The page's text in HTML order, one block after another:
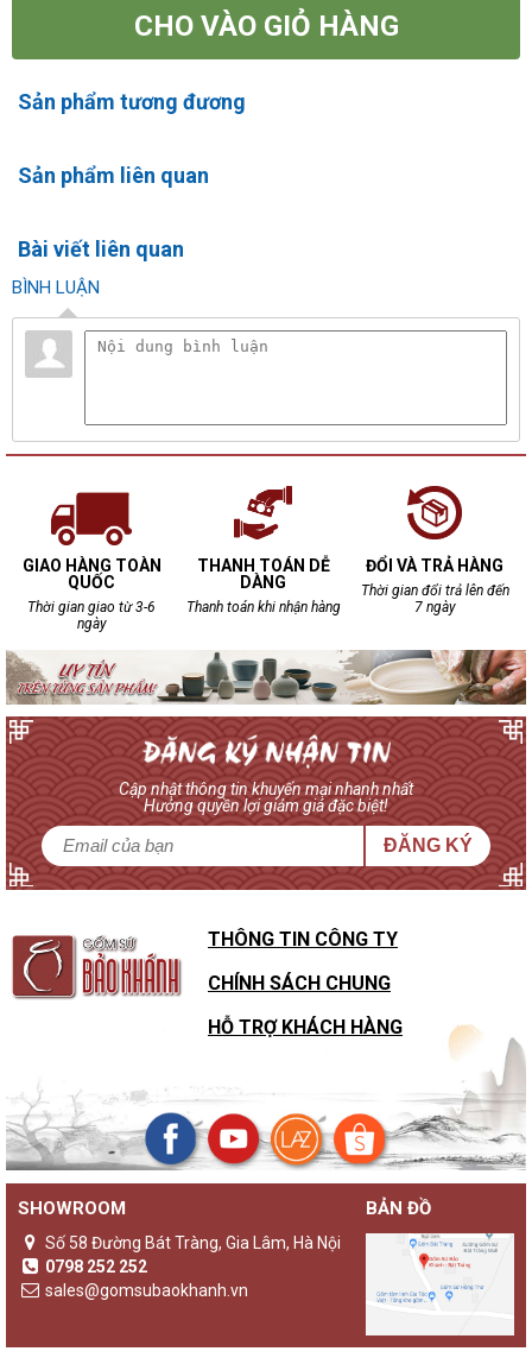
CHO VÀO GIỎ HÀNG
Sản phẩm tương đương
Sản phẩm liên quan
Bài viết liên quan
BÌNH LUẬN
GIAO HÀNG TOÀN
QUỐC
Thời gian giao từ 3-6
ngày
THANH TOÁN DỄ
DÀNG
Thanh toán khi nhận hàng
ĐỔI VÀ TRẢ HÀNG
Thời gian đổi trả lên đến
7 ngày
Cập nhật thông tin khuyến mại nhanh nhất
Hưởng quyền lợi giảm giá đặc biệt!
ĐĂNG KÝ
THÔNG TIN CÔNG TY
CHÍNH SÁCH CHUNG
HỖ TRỢ KHÁCH HÀNG
SHOWROOM
Số 58 Đường Bát Tràng, Gia Lâm, Hà Nội
0798 252 252
sales@gomsubaokhanh.vn
BẢN ĐỒ